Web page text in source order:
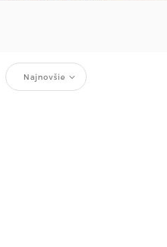
Najnovšie